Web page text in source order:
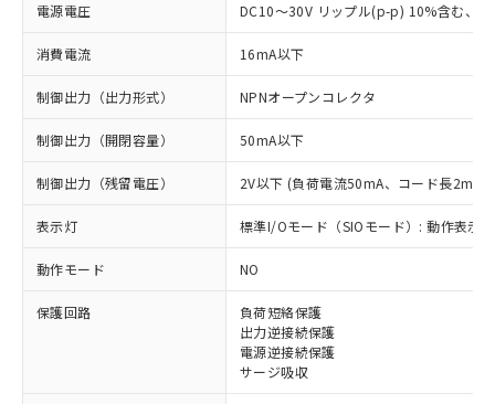
電源電圧 DC10～30V リップル(p-p) 10%含む、
消費電流 16mA以下
制御出力（出力形式） NPNオープンコレクタ
制御出力（開閉容量） 50mA以下
制御出力（残留電圧） 2V以下 (負荷電流50mA、コード長2m時)
表示灯 標準I/Oモード（SIOモード）: 動作表示
動作モード NO
保護回路
負荷短絡保護
出力逆接続保護
電源逆接続保護
サージ吸収
※1 対応状況
対応済み：EU RoHS指令（10物質）の
非含有に対応した製品が提供可能な商品で